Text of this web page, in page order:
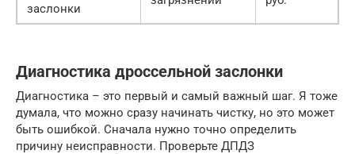
заслонки
Диагностика дроссельной заслонки
Диагностика – это первый и самый важный шаг. Я тоже
думала, что можно сразу начинать чистку, но это может
быть ошибкой. Сначала нужно точно определить
причину неисправности. Проверьте ДПДЗ